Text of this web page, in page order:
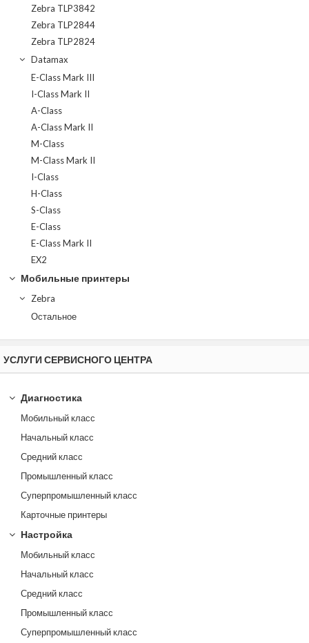
Zebra TLP3842
Zebra TLP2844
Zebra TLP2824
Datamax
E-Class Mark III
I-Class Mark II
A-Class
A-Class Mark II
M-Class
M-Class Mark II
I-Class
H-Class
S-Class
E-Class
E-Class Mark II
EX2
Мобильные принтеры
Zebra
Остальное
УСЛУГИ СЕРВИСНОГО ЦЕНТРА
Диагностика
Мобильный класс
Начальный класс
Средний класс
Промышленный класс
Суперпромышленный класс
Карточные принтеры
Настройка
Мобильный класс
Начальный класс
Средний класс
Промышленный класс
Суперпромышленный класс